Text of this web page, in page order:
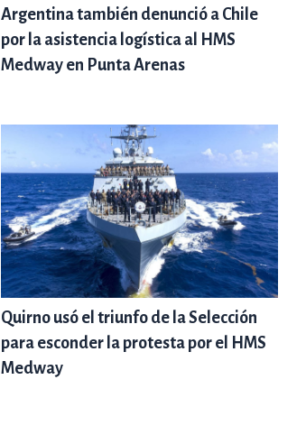
Argentina también denunció a Chile
por la asistencia logística al HMS
Medway en Punta Arenas
Quirno usó el triunfo de la Selección
para esconder la protesta por el HMS
Medway